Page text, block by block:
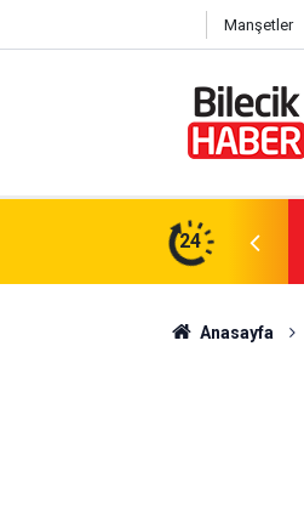
Manşetler
24
Anasayfa